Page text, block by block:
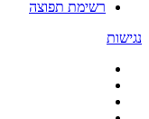
רשימת תפוצה
נגישות